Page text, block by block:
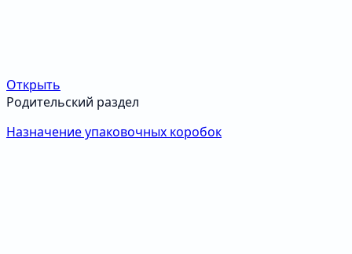
Открыть
Родительский раздел
Назначение упаковочных коробок